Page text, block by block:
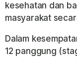
kesehatan dan
masyarakat
Dalam
12 panggung